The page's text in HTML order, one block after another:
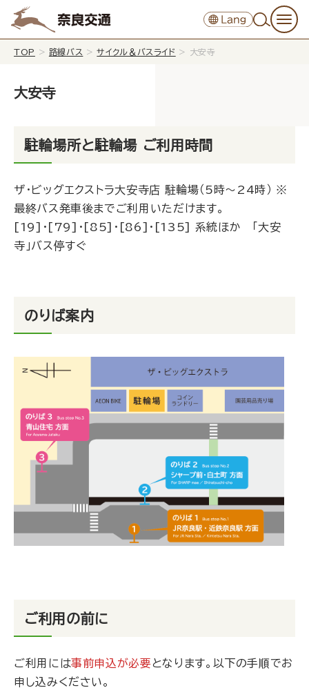
TOP > 路線バス >サイクル＆バスライド > 大安寺
大安寺
駐輪場所と駐輪場 ご利用時間
ザ・ビッグエクストラ大安寺店 駐輪場（5時～24時） ※
最終バス発車後までご利用いただけます。
[19]・[79]・[85]・[86]・[135] 系統ほか 「大安
寺」バス停すぐ
のりば案内
ご利用の前に
ご利用には事前申込が必要となります。以下の手順でお
申し込みください。